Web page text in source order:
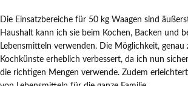
Die Einsatzbereiche für 50 kg Waagen sind
Haushalt kann ich sie beim Kochen, Backen und
Lebensmitteln verwenden. Die Möglichkeit, genau
Kochkünste erheblich verbessert, da ich nun
die richtigen Mengen verwende. Zudem